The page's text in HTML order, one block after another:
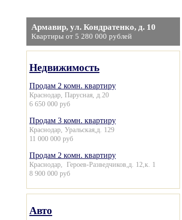
Армавир, ул. Кондратенко, д. 10
Квартиры от 5 280 000 рублей
Недвижимость
Продам 2 комн. квартиру
Краснодар, Парусная, д.20
6 650 000 руб
Продам 3 комн. квартиру
Краснодар, Уральская,д. 129
11 000 000 руб
Продам 2 комн. квартиру
Краснодар, Героев-Разведчиков,д. 12,к. 1
8 900 000 руб
Авто